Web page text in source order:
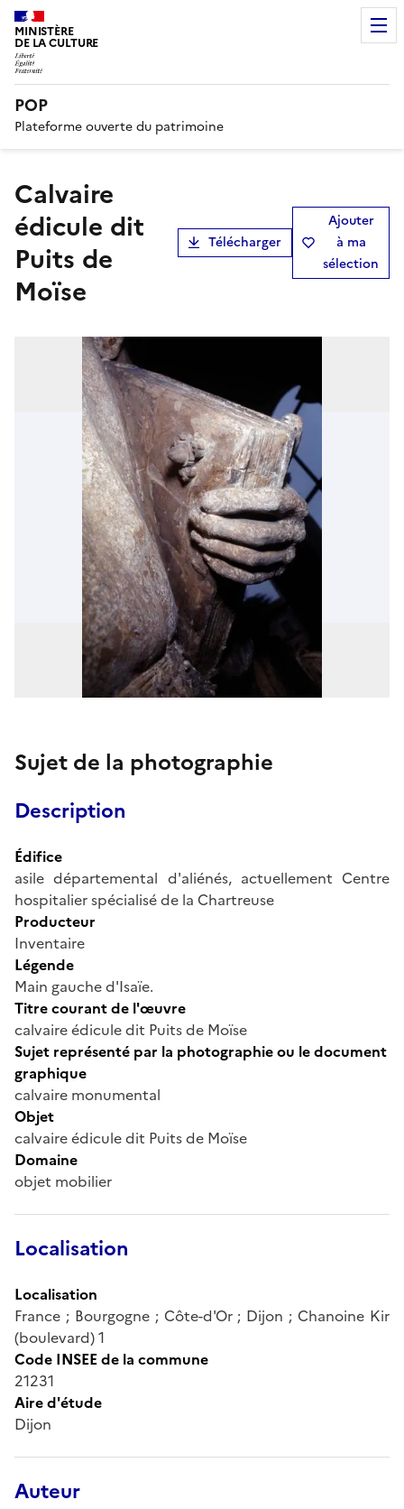
MINISTÈRE
DE LA CULTURE
POP
Plateforme ouverte du patrimoine
calvaire
édicule dit
Puits de
Moïse
Télécharger
Ajouter
à ma
sélection
Sujet de la photographie
Description
Édifice
asile départemental d'aliénés, actuellement Centre
hospitalier spécialisé de la Chartreuse
Producteur
Inventaire
Légende
Main gauche d'Isaïe.
Titre courant de l'œuvre
calvaire édicule dit Puits de Moïse
Sujet représenté par la photographie ou le document
graphique
calvaire monumental
Objet
calvaire édicule dit Puits de Moïse
Domaine
objet mobilier
Localisation
Localisation
France ; Bourgogne ; Côte-d'Or ; Dijon ; Chanoine Kir
(boulevard) 1
Code INSEE de la commune
21231
Aire d'étude
Dijon
Auteur